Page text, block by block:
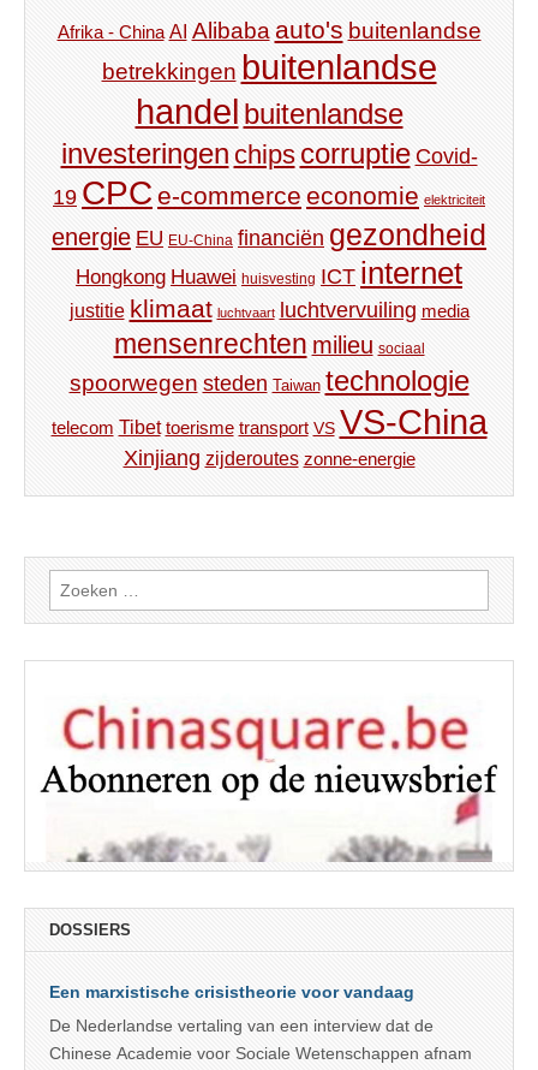
Afrika - China AI Alibaba auto's buitenlandse
betrekkingen buitenlandse
handel buitenlandse
investeringen chips corruptie Covid-
19 CPC e-commerce economie elektriciteit
energie EU EU-China financiën gezondheid
Hongkong Huawei huisvesting ICT internet
justitie klimaat luchtvaart luchtvervuiling media
mensenrechten milieu sociaal
spoorwegen steden Taiwan technologie
telecom Tibet toerisme transport VS VS-China
Xinjiang zijderoutes zonne-energie
Zoeken
naar:
DOSSIERS
Een marxistische crisistheorie voor vandaag
De Nederlandse vertaling van een interview dat de
Chinese Academie voor Sociale Wetenschappen afnam